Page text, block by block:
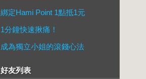
綁定Hami Point 1點抵1元
1分鐘快速揪痛！
成為獨立小姐的滾錢心法
好友列表